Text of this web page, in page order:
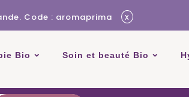
Code : aromaprima x
Bio Soin et beauté Bio